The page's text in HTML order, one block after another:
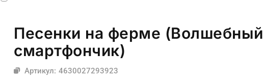
Песенки на ферме (Волшебный
смартфончик)
Артикул: 4630027293923